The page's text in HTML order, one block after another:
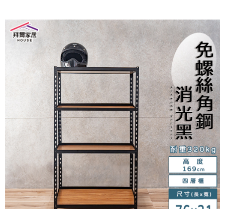
2.透過簡訊連結打開帳單後，可選擇「超商條碼／台灣大直營門市／銀行轉
帳／街口支付／iPASS MONEY」等通路繳費。
1.本服務係由「台灣大哥大股份有限公司」（以下簡稱本公司）所提供，讓
用戶於交易時，得透過本服務購買商品或服務，並由商店將買賣／分期付款
買賣價金債權讓與本公司後，依約使用本公司帳單繳交帳款。
2.基於同意付款使用「大哥付你分期」之契約關係目的，商店將以您的個人
資料（包含姓名、電話或地址）提供予台灣大哥大進項蒐集、處理及利用，
由本公司與您本人進行分期帳單所需資料之確認、核對及更正。
3.完整用戶服務條款，請詳閱以下連結：https://oppay.tw/userRule
結帳頁面，進行簡訊認證並確認金額後，即可完成結帳。
２．訂單成立數日內，您將收到繳費通知簡訊。
３．收到繳費通知簡訊後14天內，點擊此簡訊中的連結，可透過四大超商／
ATM／網路銀行／等多元方式進行付款，方視為交易完成。
※ 請注意：結帳手續完成當下不需立刻繳費，但若您需要取消訂單，請聯絡
購買商品的店家。未經商家同意取消之訂單仍視為有效，需透過AFTEE先享
後付繳納相關費用。
※ 交易是否成功請以「AFTEE先享後付 」之結帳頁面顯示為準，若有關於
是否繳費成功／繳費後需取消欲退款等相關疑問，請聯繫「AFTEE先享後付
https://netprotections.freshdesk.com/support/home
１．透過由恩沛科技股份有限公司提供之「AFTEE先享後付」服務完成之交
易，需依本服務之必要範圍內提供個人資料，並將交易相關給付款項請求債
權轉讓予恩沛科技股份有限公司。
２．關於個人資料處理事宜，請瀏覽以下網址：
https://aftee.tw/terms/#terms3
３．未成年的使用者請事先徵得法定代理人或監護人之同意方可使用
「AFTEE先享後付」，若未經同意申辦者引起之損失，本公司不負相關責
任。
４．使用「AFTEE先享後付」時，將依據個別帳號之用戶狀況，依本公司即